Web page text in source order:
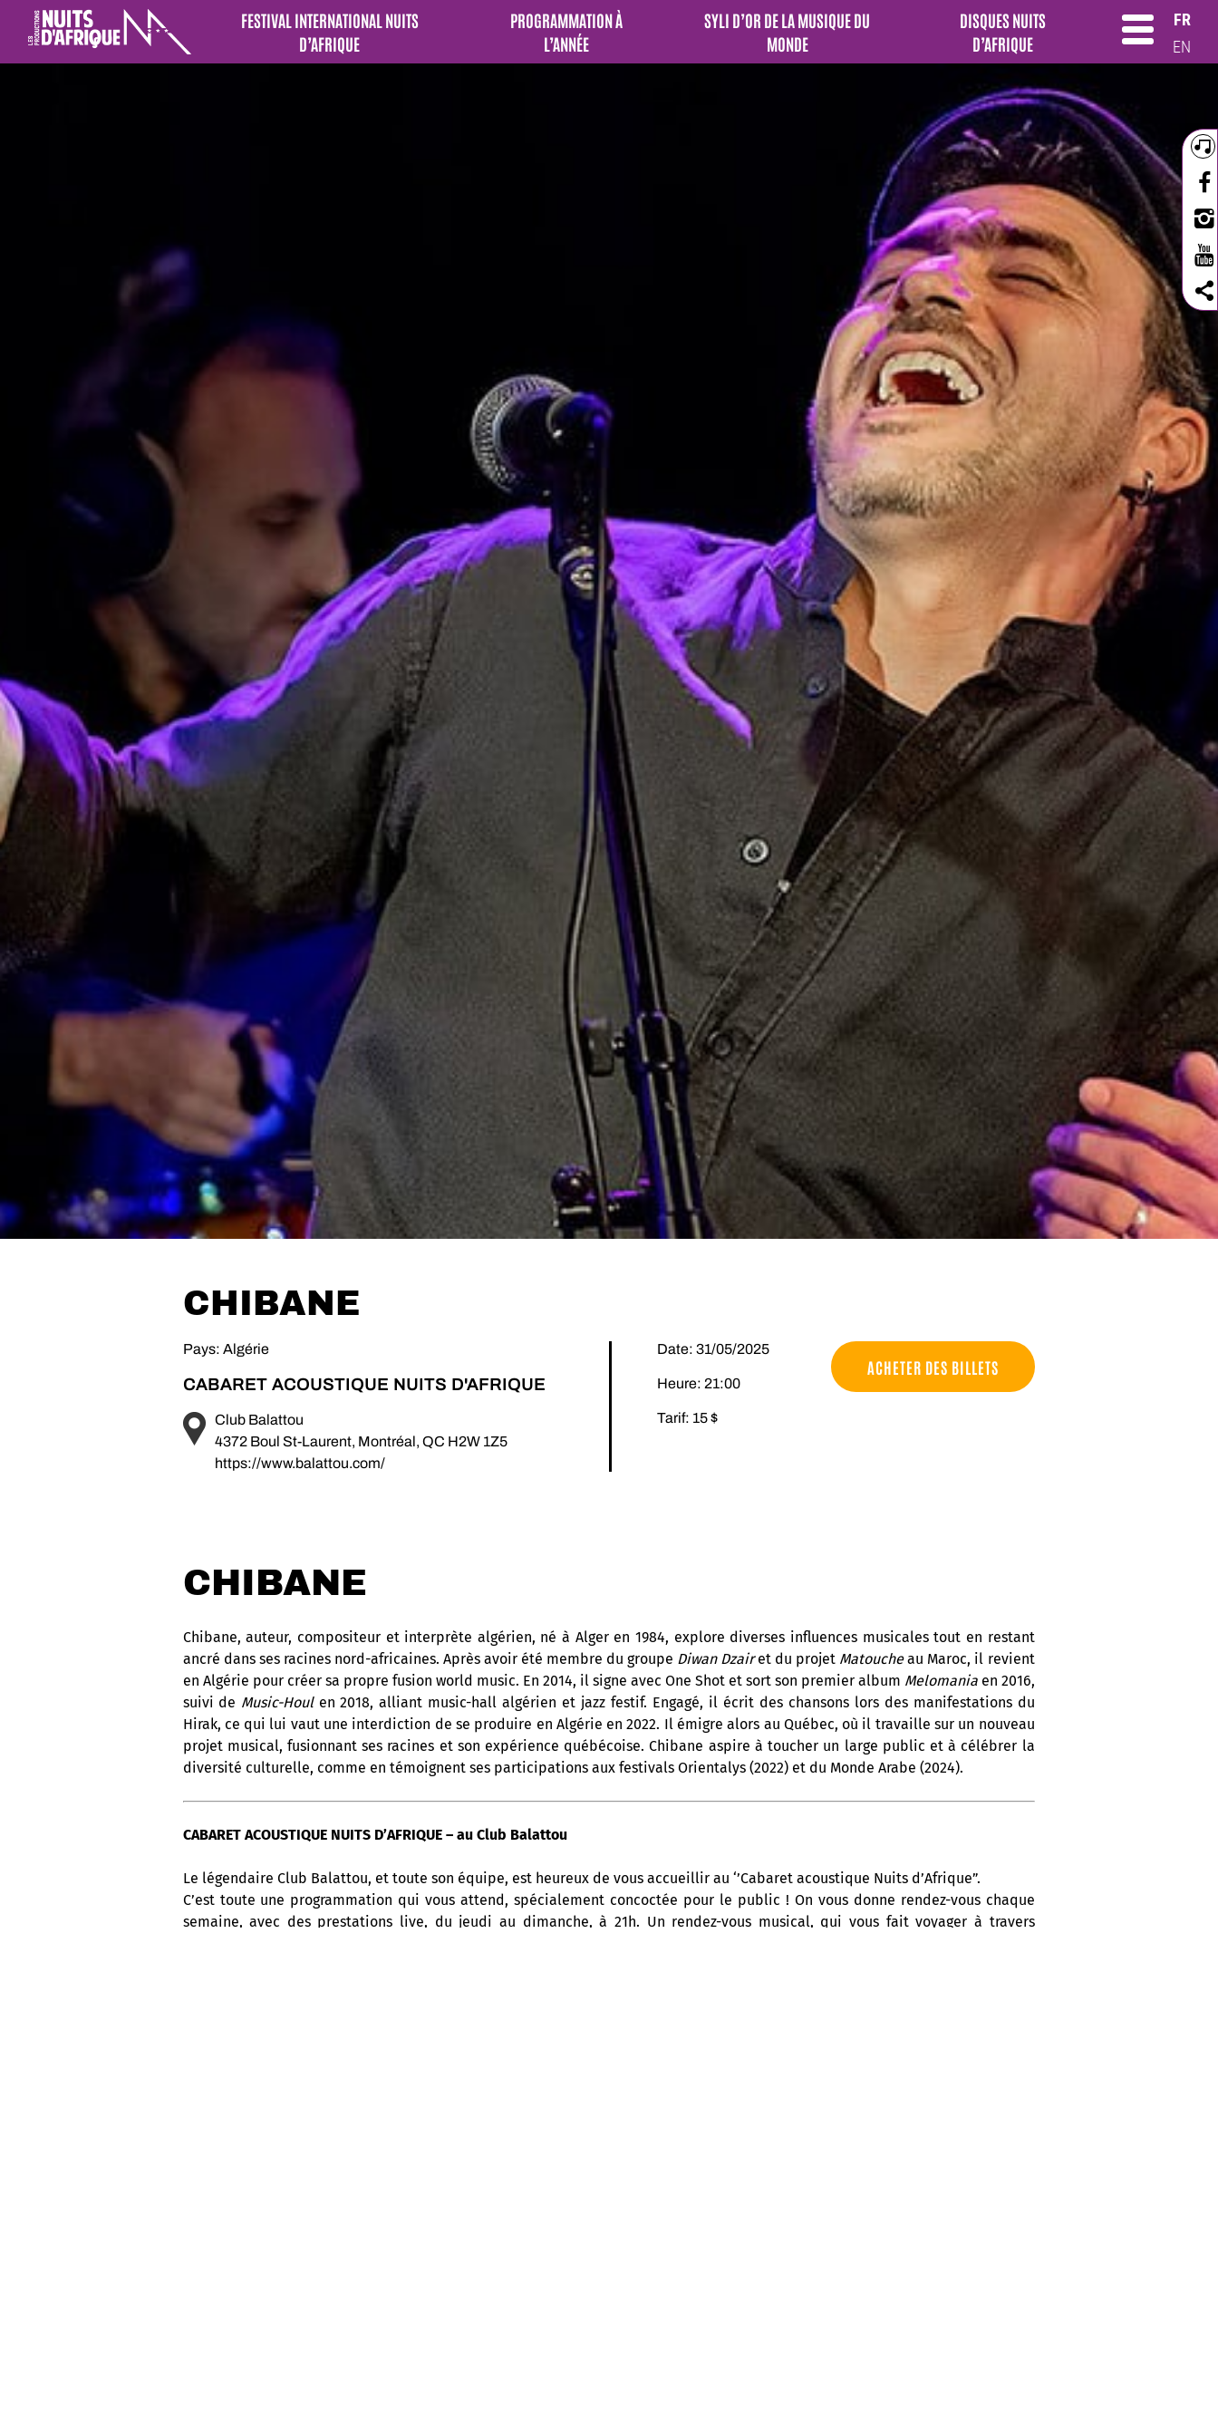
FESTIVAL INTERNATIONAL NUITS
D’AFRIQUE
PROGRAMMATION À
L’ANNÉE
SYLI D’OR DE LA MUSIQUE DU
MONDE
DISQUES NUITS
D’AFRIQUE
FR
EN
CHIBANE
Pays: Algérie
CABARET ACOUSTIQUE NUITS D'AFRIQUE
Club Balattou
4372 Boul St-Laurent, Montréal, QC H2W 1Z5
https://www.balattou.com/
Date: 31/05/2025
Heure: 21:00
Tarif: 15 $
ACHETER DES BILLETS
CHIBANE
Chibane, auteur, compositeur et interprète algérien, né à Alger en 1984, explore diverses influences musicales tout en restant
ancré dans ses racines nord-africaines. Après avoir été membre du groupe Diwan Dzairet du projet Matoucheau Maroc, il revient
en Algérie pour créer sa propre fusion world music. En 2014, il signe avec One Shot et sort son premier album Melomaniaen 2016,
suivi de Music-Houlen 2018, alliant music-hall algérien et jazz festif. Engagé, il écrit des chansons lors des manifestations du
Hirak, ce qui lui vaut une interdiction de se produire en Algérie en 2022. Il émigre alors au Québec, où il travaille sur un nouveau
projet musical, fusionnant ses racines et son expérience québécoise. Chibane aspire à toucher un large public et à célébrer la
diversité culturelle, comme en témoignent ses participations aux festivals Orientalys (2022) et du Monde Arabe (2024).
CABARET ACOUSTIQUE NUITS D’AFRIQUE – au Club Balattou
Le légendaire Club Balattou, et toute son équipe, est heureux de vous accueillir au ‘’Cabaret acoustique Nuits d’Afrique”.
C’est toute une programmation qui vous attend, spécialement concoctée pour le public ! On vous donne rendez-vous chaque
semaine, avec des prestations live, du jeudi au dimanche, à 21h. Un rendez-vous musical, qui vous fait voyager à travers